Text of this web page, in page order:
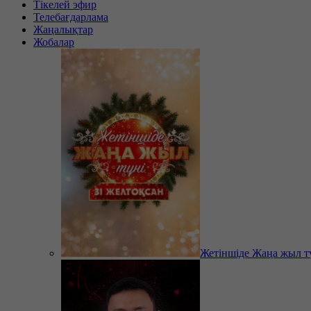
Тікелей эфир
Телебағдарлама
Жаңалықтар
Жобалар
Жетіншіде Жаңа жыл